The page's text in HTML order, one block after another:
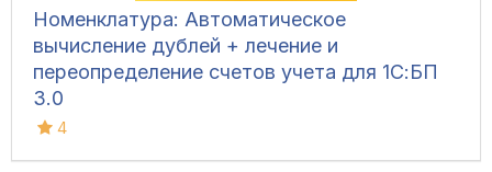
Номенклатура: Автоматическое
вычисление дублей + лечение и
переопределение счетов учета для 1С:БП
3.0
4